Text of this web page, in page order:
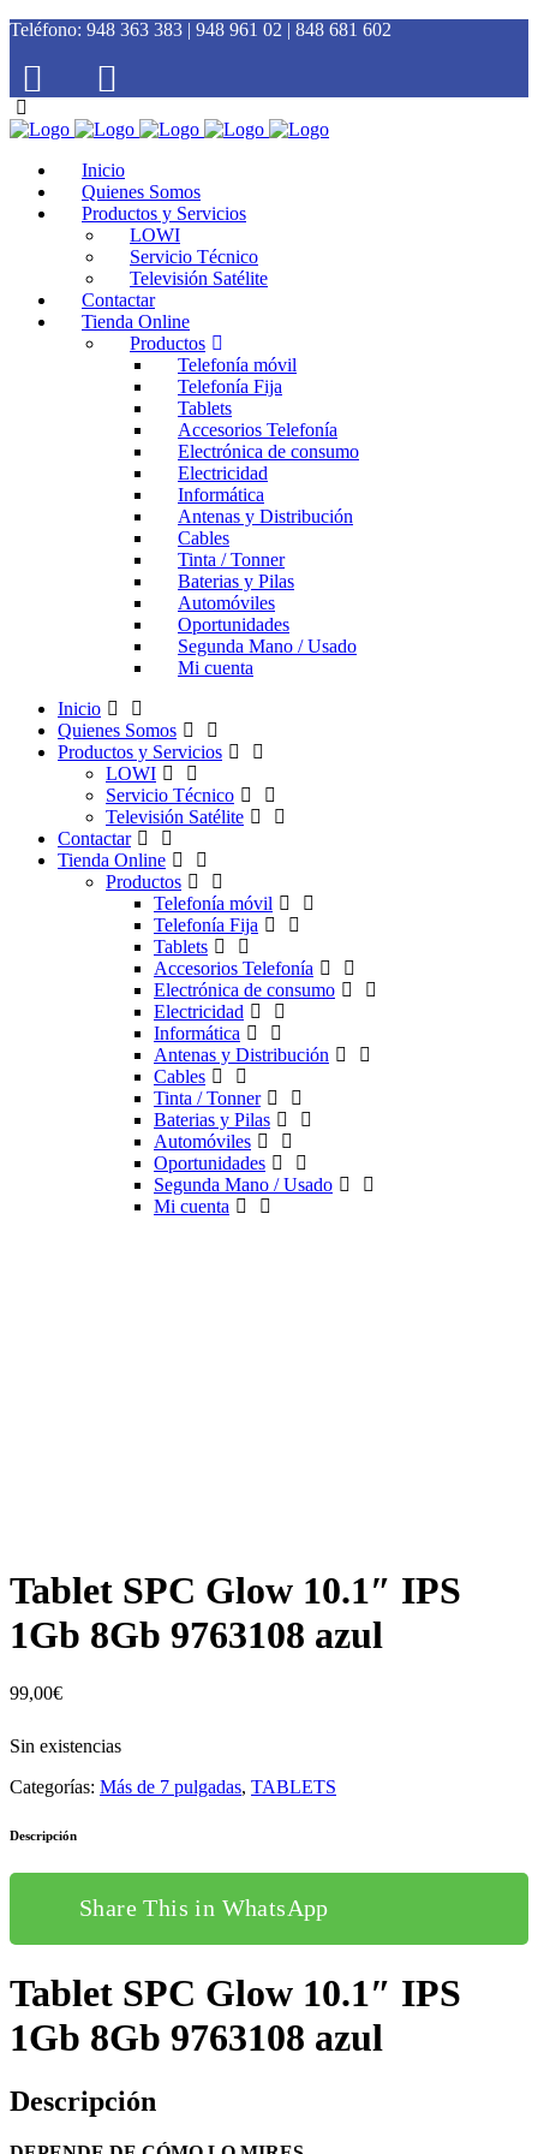
Teléfono: 948 363 383 | 948 961 02 | 848 681 602
Inicio
Quienes Somos
Productos y Servicios
LOWI
Servicio Técnico
Televisión Satélite
Contactar
Tienda Online
Productos
Telefonía móvil
Telefonía Fija
Tablets
Accesorios Telefonía
Electrónica de consumo
Electricidad
Informática
Antenas y Distribución
Cables
Tinta / Tonner
Baterias y Pilas
Automóviles
Oportunidades
Segunda Mano / Usado
Mi cuenta
Inicio
Quienes Somos
Productos y Servicios
LOWI
Servicio Técnico
Televisión Satélite
Contactar
Tienda Online
Productos
Telefonía móvil
Telefonía Fija
Tablets
Accesorios Telefonía
Electrónica de consumo
Electricidad
Informática
Antenas y Distribución
Cables
Tinta / Tonner
Baterias y Pilas
Automóviles
Oportunidades
Segunda Mano / Usado
Mi cuenta
Tablet SPC Glow 10.1″ IPS
1Gb 8Gb 9763108 azul
99,00€
Sin existencias
Categorías: Más de 7 pulgadas, TABLETS
Descripción
Share This in WhatsApp
Tablet SPC Glow 10.1″ IPS
1Gb 8Gb 9763108 azul
Descripción